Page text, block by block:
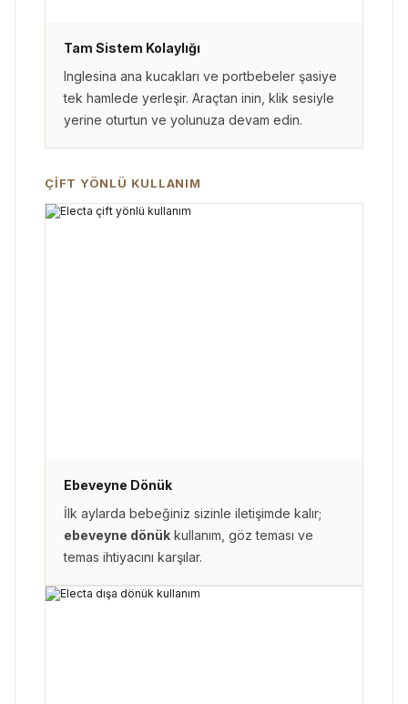
Tam Sistem Kolaylığı
Inglesina ana kucakları ve portbebeler şasiye
tek hamlede yerleşir. Araçtan inin, klik sesiyle
yerine oturtun ve yolunuza devam edin.
ÇIFT YÖNLÜ KULLANIM
Ebeveyne Dönük
İlk aylarda bebeğiniz sizinle iletişimde kalır;
ebeveyne dönük kullanım, göz teması ve
temas ihtiyacını karşılar.